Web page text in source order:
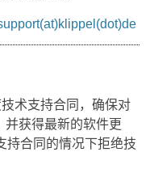
术支持合同，确保对
获得最新的软件更
持合同的情况下拒绝技